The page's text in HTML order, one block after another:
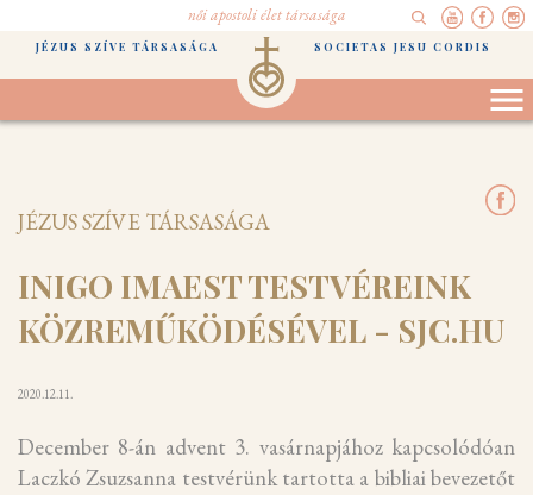
női apostoli élet társasága
JÉZUS SZÍVE TÁRSASÁGA SOCIETAS JESU CORDIS
JÉZUS SZÍVE TÁRSASÁGA
INIGO IMAEST TESTVÉREINK
KÖZREMŰKÖDÉSÉVEL - SJC.HU
2020.12.11.
December 8-án advent 3. vasárnapjához kapcsolódóan
Laczkó Zsuzsanna testvérünk tartotta a bibliai bevezetőt